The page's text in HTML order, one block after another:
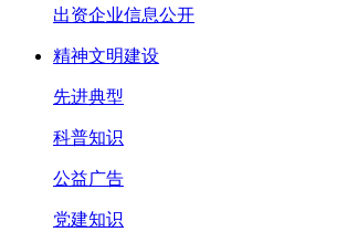
出资企业信息公开
精神文明建设
先进典型
科普知识
公益广告
党建知识